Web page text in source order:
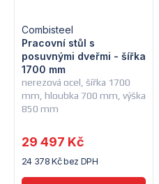
nerezová ocel, šířka 1700
mm, hloubka 700 mm, výška
850 mm
Pracovní stůl s
posuvnými dveřmi - šířka
1700 mm
Combisteel
24 378 Kč bez DPH
29 497 Kč